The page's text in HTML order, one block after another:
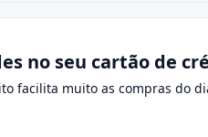
no seu cartão de
facilita muito as compras do